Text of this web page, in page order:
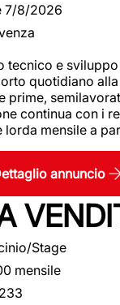
7/8/2026
tecnico e
quotidiano
prime,
continua con i
mensile a
annuncio
Stage
mensile